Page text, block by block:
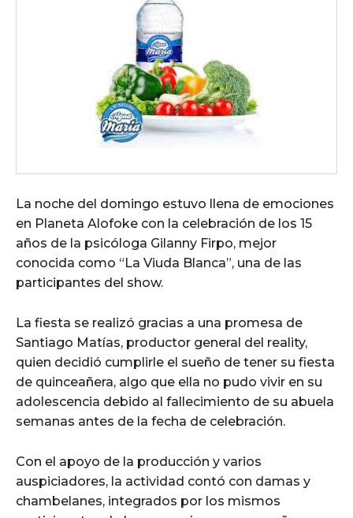
La noche del domingo estuvo llena de emociones
en Planeta Alofoke con la celebración de los 15
años de la psicóloga Gilanny Firpo, mejor
conocida como “La Viuda Blanca”, una de las
participantes del show.
La fiesta se realizó gracias a una promesa de
Santiago Matías, productor general del reality,
quien decidió cumplirle el sueño de tener su fiesta
de quinceañera, algo que ella no pudo vivir en su
adolescencia debido al fallecimiento de su abuela
semanas antes de la fecha de celebración.
Con el apoyo de la producción y varios
auspiciadores, la actividad contó con damas y
chambelanes, integrados por los mismos